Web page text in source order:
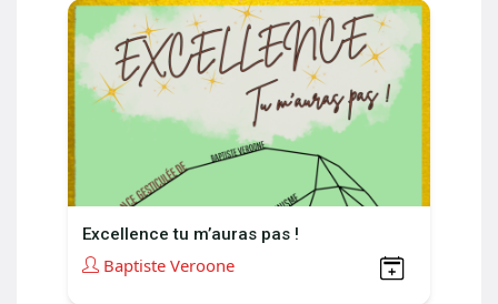
Excellence tu m’auras pas !
Baptiste Veroone